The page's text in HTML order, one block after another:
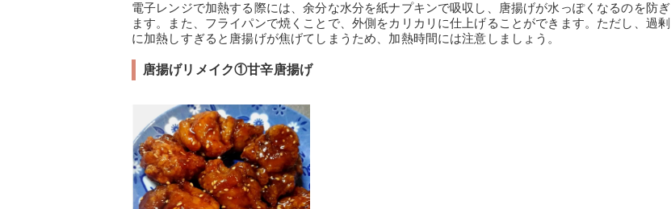
電子レンジで加熱する際には、余分な水分を紙ナプキンで吸収し、唐揚げが水っぽくなるのを防ぎ
ます。また、フライパンで焼くことで、外側をカリカリに仕上げることができます。ただし、過剰
に加熱しすぎると唐揚げが焦げてしまうため、加熱時間には注意しましょう。
唐揚げリメイク①甘辛唐揚げ